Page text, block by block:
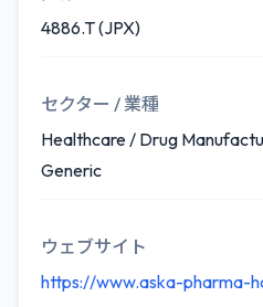
4886.T (JPX)
セクター / 業種
Healthcare / Drug
Generic
ウェブサイト
https://www.aska-pharma-